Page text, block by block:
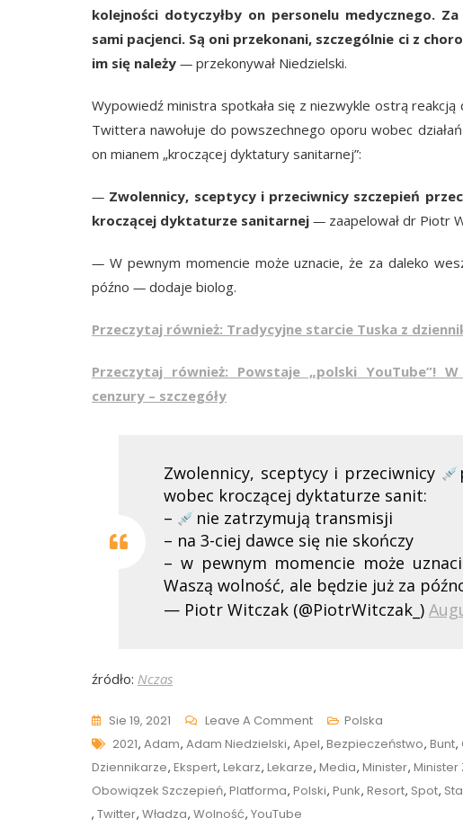
kolejności dotyczyłby on personelu medycznego.
sami pacjenci. Są oni przekonani, szczególnie ci z
im się należy — przekonywał Niedzielski.
Wypowiedź ministra spotkała się z niezwykle ostrą
Twittera nawołuje do powszechnego oporu wobec
on mianem „kroczącej dyktatury sanitarnej”:
— Zwolennicy, sceptycy i przeciwnicy szczepień
kroczącej dyktaturze sanitarnej — zaapelował dr Piotr
— W pewnym momencie może uznacie, że za daleko
późno — dodaje biolog.
Przeczytaj również: Tradycyjne starcie Tuska z
Przeczytaj również: Powstaje „polski YouTube”!
cenzury – szczegóły
Zwolennicy, sceptycy i przeciwnicy
wobec kroczącej dyktaturze sanit:
–
nie zatrzymują transmisji
– na 3-ciej dawce się nie skończy
– w pewnym momencie może
Waszą wolność, ale będzie już za
— Piotr Witczak (@PiotrWitczak_)
źródło: Nczas
Sie 19, 2021 Leave A CommentOn
Niedzielski
Otwarcie
Mówi
Polska
Tags
2021, Adam, Adam Niedzielski, Apel, Bezpieczeństwo, Bunt,
Dziennikarze, Ekspert, Lekarz, Lekarze, Media, Minister, Minister
Obowiązek Szczepień, Platforma, Polski, Punk, Resort, Spot,
, Twitter, Władza, Wolność, YouTube